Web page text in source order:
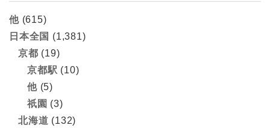
他(615)
日本全国 (1,381)
京都 (19)
京都駅 (10)
他(5)
祇園 (3)
北海道 (132)